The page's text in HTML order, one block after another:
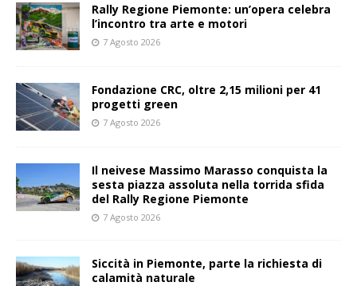
Rally Regione Piemonte: un’opera celebra
l’incontro tra arte e motori
7 Agosto 2026
Fondazione CRC, oltre 2,15 milioni per 41
progetti green
7 Agosto 2026
Il neivese Massimo Marasso conquista la
sesta piazza assoluta nella torrida sfida
del Rally Regione Piemonte
7 Agosto 2026
Siccità in Piemonte, parte la richiesta di
calamità naturale